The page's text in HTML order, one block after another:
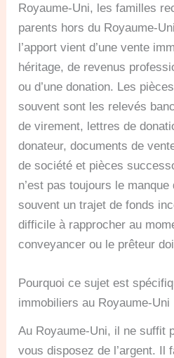
Royaume-Uni, les familles
parents hors du Royaume-
l’apport vient d’une vente
héritage, de revenus
ou d’une donation. Les
souvent sont les relevés
de virement, lettres de
donateur, documents de
de société et pièces
n’est pas toujours le manque
souvent un trajet de fonds
difficile à rapprocher au
conveyancer ou le prêteur
Pourquoi ce sujet est
immobiliers au Royaume-Uni
Au Royaume-Uni, il ne suffit
vous disposez de l’argent. Il